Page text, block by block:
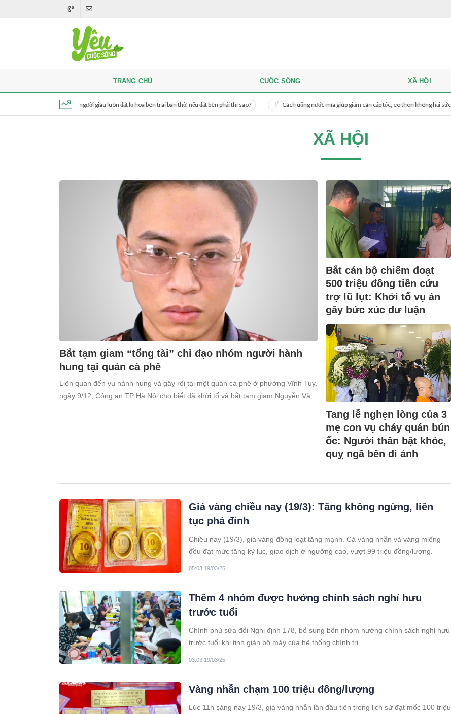
Khi thắp hương, người giàu luôn đặt lọ hoa bên trái bàn thờ, nếu đặt bên phải thì sao? Cách uống nước mía giúp giảm cân cấp tốc, eo thon không hại sức khỏe
TRANG CHỦ CUỘC SỐNG XÃ HỘI
XÃ HỘI
Bắt tạm giam “tổng tài” chỉ đạo nhóm người hành
hung tại quán cà phê
Liên quan đến vụ hành hung và gây rối tại một quán cà phê ở phường Vĩnh Tuy,
ngày 9/12, Công an TP Hà Nội cho biết đã khởi tố và bắt tạm giam Nguyễn Văn
Bắt cán bộ chiếm đoạt
500 triệu đồng tiền cứu
trợ lũ lụt: Khởi tố vụ án
gây bức xúc dư luận
Tang lễ nghẹn lòng của 3
mẹ con vụ cháy quán bún
ốc: Người thân bật khóc,
quỵ ngã bên di ảnh
Giá vàng chiều nay (19/3): Tăng không ngừng, liên
tục phá đỉnh
Chiều nay (19/3), giá vàng đồng loạt tăng mạnh. Cả vàng nhẫn và vàng miếng
đều đạt mức tăng kỷ lục, giao dịch ở ngưỡng cao, vượt 99 triệu đồng/lượng.
05:03 19/03/25
Thêm 4 nhóm được hưởng chính sách nghỉ hưu
trước tuổi
Chính phủ sửa đổi Nghị định 178, bổ sung bốn nhóm hưởng chính sách nghỉ hưu
trước tuổi khi tinh giản bộ máy của hệ thống chính trị.
03:03 19/03/25
Vàng nhẫn chạm 100 triệu đồng/lượng
Lúc 11h sáng nay 19/3, giá vàng nhẫn lần đầu tiên trong lịch sử đạt mốc 100 triệu